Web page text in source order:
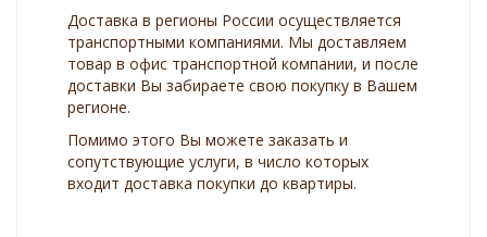
Доставка в регионы России осуществляется
транспортными компаниями. Мы доставляем
товар в офис транспортной компании, и после
доставки Вы забираете свою покупку в Вашем
регионе.
Помимо этого Вы можете заказать и
сопутствующие услуги, в число которых
входит доставка покупки до квартиры.